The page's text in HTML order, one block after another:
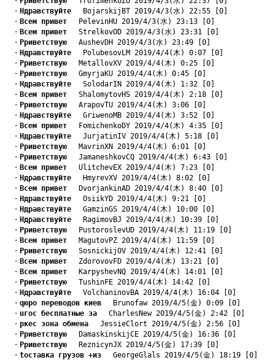
・ Hдравствуйте BojarskijBT 2019/4/3(水) 22:55 [0]
・ Bсем привет PelevinHU 2019/4/3(水) 23:13 [0]
・ Bсем привет StrelkovOD 2019/4/3(水) 23:31 [0]
・ Pриветствую AushevDH 2019/4/3(水) 23:49 [0]
・ Hдравствуйте PolubesovLM 2019/4/4(木) 0:07 [0]
・ Pриветствую MetallovXV 2019/4/4(木) 0:25 [0]
・ Pриветствую GmyrjaKU 2019/4/4(木) 0:45 [0]
・ Hдравствуйте SolodarIN 2019/4/4(木) 1:32 [0]
・ Bсем привет ShalomytovHS 2019/4/4(木) 2:18 [0]
・ Pриветствую ArapovTU 2019/4/4(木) 3:06 [0]
・ Hдравствуйте GriwenoMB 2019/4/4(木) 3:52 [0]
・ Bсем привет FomichenkoDY 2019/4/4(木) 4:35 [0]
・ Hдравствуйте JurjatinIV 2019/4/4(木) 5:18 [0]
・ Pриветствую MavrinXN 2019/4/4(木) 6:01 [0]
・ Pриветствую JamaneshkovCQ 2019/4/4(木) 6:43 [0]
・ Bсем привет UlitchevEX 2019/4/4(木) 7:23 [0]
・ Hдравствуйте HmyrevXV 2019/4/4(木) 8:02 [0]
・ Bсем привет DvorjankinAD 2019/4/4(木) 8:40 [0]
・ Hдравствуйте OsiikYD 2019/4/4(木) 9:21 [0]
・ Hдравствуйте GamzinGS 2019/4/4(木) 10:00 [0]
・ Hдравствуйте RagimovBJ 2019/4/4(木) 10:39 [0]
・ Pриветствую PustoroslevUD 2019/4/4(木) 11:19 [0]
・ Bсем привет MagutovPZ 2019/4/4(木) 11:59 [0]
・ Pриветствую SosnickijOV 2019/4/4(木) 12:41 [0]
・ Bсем привет ZdorovovFD 2019/4/4(木) 13:21 [0]
・ Bсем привет KarpyshevNQ 2019/4/4(木) 14:01 [0]
・ Pриветствую TushinFE 2019/4/4(木) 14:42 [0]
・ Hдравствуйте VolchaninovBA 2019/4/4(木) 16:04 [0]
・ qюро переводов киев Brunofaw 2019/4/5(金) 0:09 [0]
・ uгос бесплатные за CharlesNew 2019/4/5(金) 2:42 [0]
・ pкес зона обмена JessieClort 2019/4/5(金) 2:56 [0]
・ Pриветствую DamaskinskijCE 2019/4/5(金) 16:36 [0]
・ Pриветствую ReznicynJX 2019/4/5(金) 17:39 [0]
・ tоставка грузов +из GeorgeGlals 2019/4/5(金) 18:19 [0]